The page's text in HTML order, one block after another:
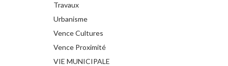
Travaux
Urbanisme
Vence Cultures
Vence Proximité
VIE MUNICIPALE